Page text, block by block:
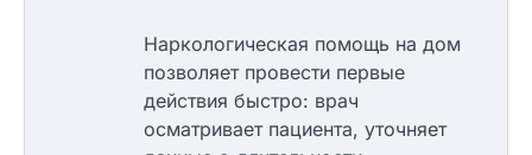
Наркологическая помощь на дом
позволяет провести первые
действия быстро: врач
осматривает пациента, уточняет